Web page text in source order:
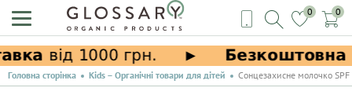
0 0
Головна сторінка Kids – Органічні товари для дітей Сонцезахисне молочко SPF